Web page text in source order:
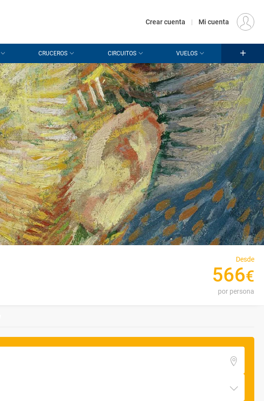
Crear cuenta | Mi cuenta
CRUCEROS CIRCUITOS VUELOS
Desde
566€
por persona